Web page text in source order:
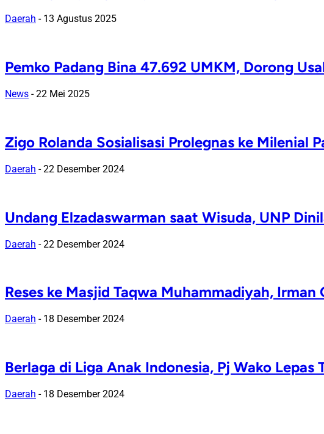
Daerah - 13 Agustus 2025
Pemko Padang Bina 47.692 UMKM, Dorong
News - 22 Mei 2025
Zigo Rolanda Sosialisasi Prolegnas ke Milenial
Daerah - 22 Desember 2024
Undang Elzadaswarman saat Wisuda, UNP
Daerah - 22 Desember 2024
Reses ke Masjid Taqwa Muhammadiyah,
Daerah - 18 Desember 2024
Berlaga di Liga Anak Indonesia, Pj Wako Lepas
Daerah - 18 Desember 2024